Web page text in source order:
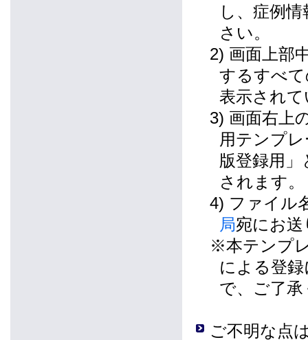
し、症例
さい。
2) 画面上部
するすべ
表示され
3) 画面右上
用テンプ
版登録用
されます。
4) ファイル
局宛にお
※本テンプ
による登
で、ご了
ご不明な点